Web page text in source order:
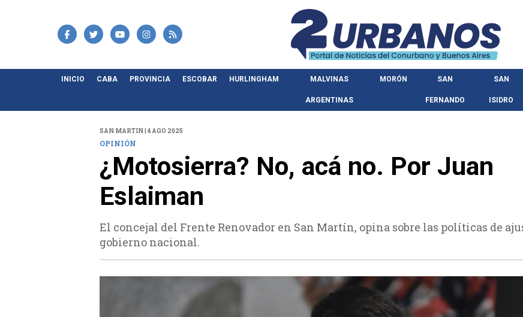
INICIO CABA PROVINCIA ESCOBAR HURLINGHAM MALVINAS
ARGENTINAS
MORÓN SAN
FERNANDO
SAN
ISIDRO
SAN MARTIN | 4 AGO 2025
OPINIÓN
¿Motosierra? No, acá no. Por Juan
Eslaiman
El concejal del Frente Renovador en San Martín, opina sobre las políticas de
gobierno nacional.